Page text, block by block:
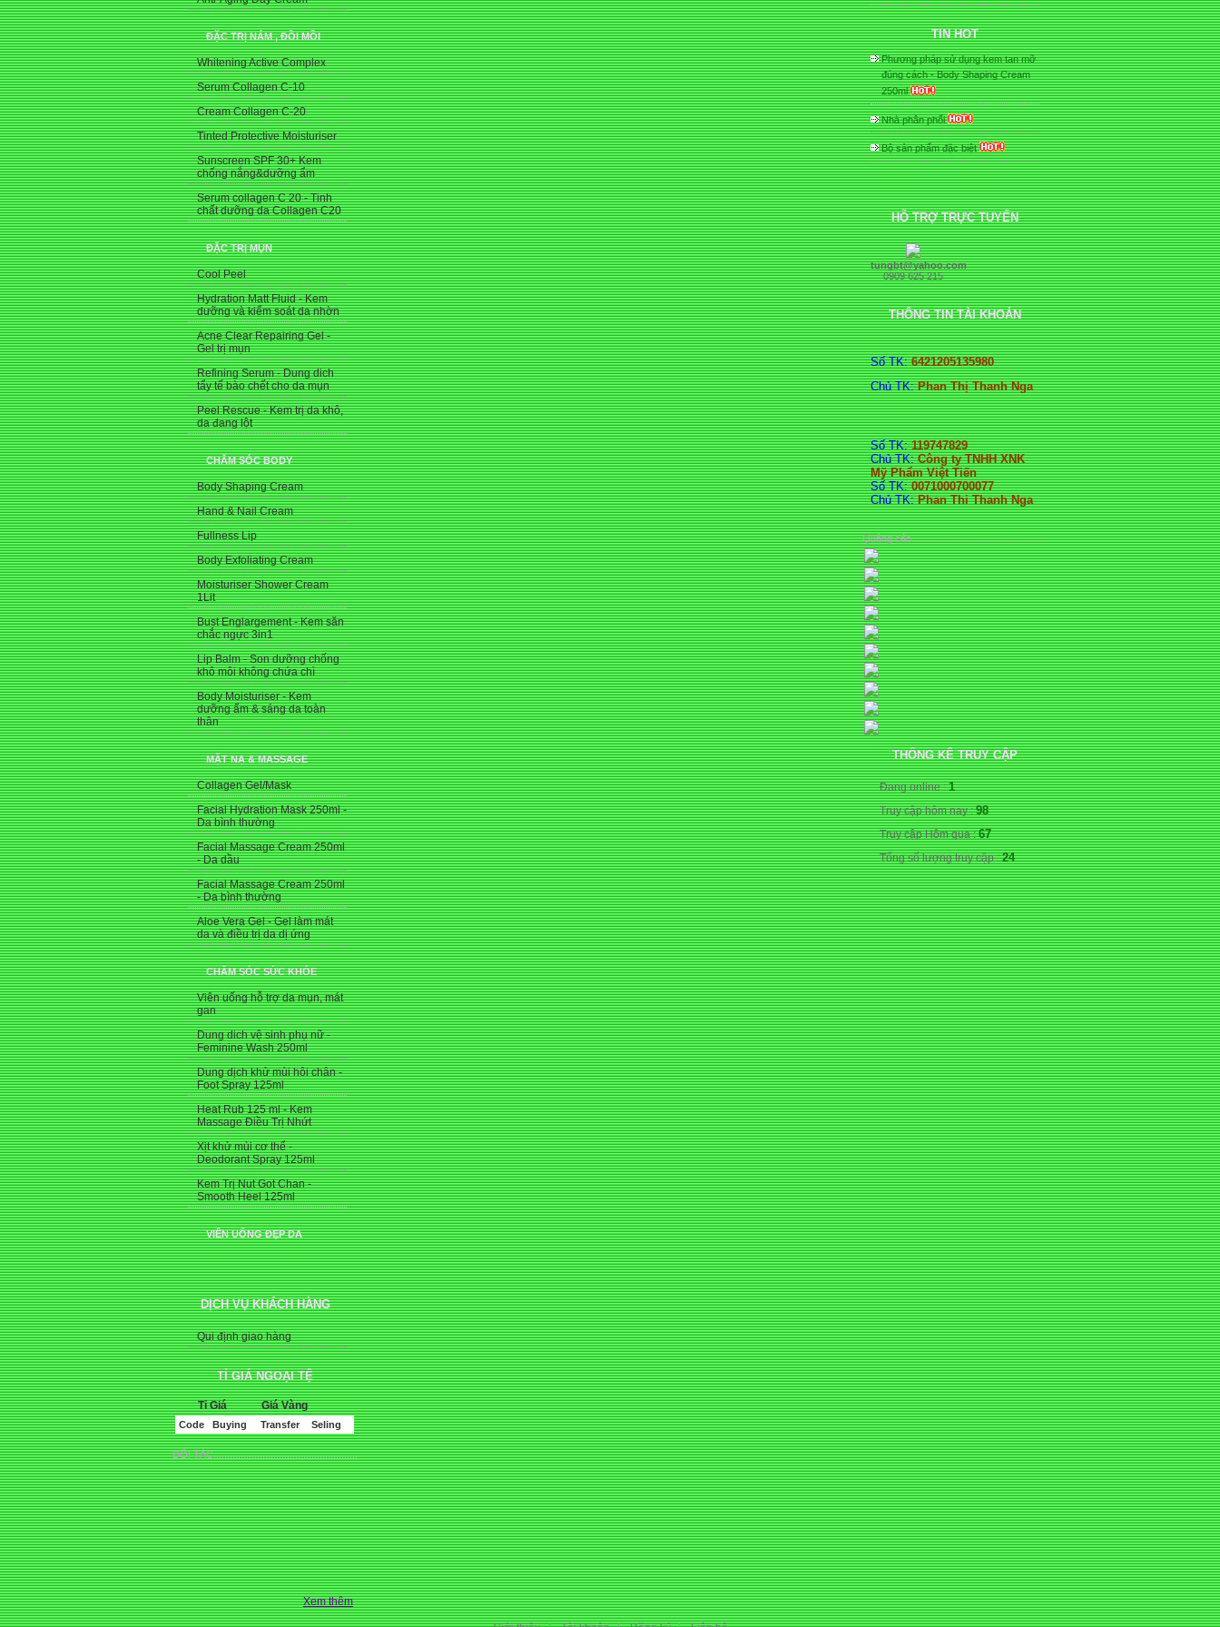
ĐẶC TRỊ NÁM , ĐỒI MỒI
Whitening Active Complex
Serum Collagen C-10
Cream Collagen C-20
Tinted Protective Moisturiser
Sunscreen SPF 30+ Kem
chống nắng&dưỡng ẩm
Serum collagen C 20 - Tinh
chất dưỡng da Collagen C20
ĐẶC TRỊ MỤN
Cool Peel
Hydration Matt Fluid - Kem
dưỡng và kiểm soát da nhờn
Acne Clear Repairing Gel -
Gel trị mụn
Refining Serum - Dung dich
tẩy tế bào chết cho da mụn
Peel Rescue - Kem trị da khô,
da đang lột
CHĂM SÓC BODY
Body Shaping Cream
Hand & Nail Cream
Fullness Lip
Body Exfoliating Cream
Moisturiser Shower Cream
1Lit
Bust Englargement - Kem săn
chắc ngực 3in1
Lip Balm - Son dưỡng chống
khô môi không chứa chì
Body Moisturiser - Kem
dưỡng ẩm & sáng da toàn
thân
MẶT NẠ & MASSAGE
Collagen Gel/Mask
Facial Hydration Mask 250ml -
Da bình thường
Facial Massage Cream 250ml
- Da dầu
Facial Massage Cream 250ml
- Da bình thường
Aloe Vera Gel - Gel làm mát
da và điều trị da dị ứng
CHĂM SÓC SỨC KHỎE
Viên uống hỗ trợ da mụn, mát
gan
Dung dich vệ sinh phụ nữ -
Feminine Wash 250ml
Dung dịch khử mùi hôi chân -
Foot Spray 125ml
Heat Rub 125 ml - Kem
Massage Điều Trị Nhứt
Xịt khử mùi cơ thể -
Deodorant Spray 125ml
Kem Trị Nut Got Chan -
Smooth Heel 125ml
VIÊN UỐNG ĐẸP DA
DỊCH VỤ KHÁCH HÀNG
Qui định giao hàng
TỈ GIÁ NGOẠI TỆ
Tỉ Giá Giá Vàng
Code Buying Transfer Seling
ĐỐI TÁC.....................................................
Xem thêm
TIN HOT
HÀNG
Phương pháp sử dụng kem tan mỡ
đúng cách - Body Shaping Cream
250ml
Nhà phân phối
Bộ sản phẩm đặc biệt
HỖ TRỢ TRỰC TUYẾN
tungbt@yahoo.com
0909 625 215
THÔNG TIN TÀI KHOẢN
Số TK:6421205135980
Chủ TK:Phan Thị Thanh Nga
Số TK:119747829
Chủ TK:Công ty TNHH XNK
Mỹ Phẩm Việt Tiến
Số TK:0071000700077
Chủ TK:Phan Thi Thanh Nga
Quảng cáo................................................
THỐNG KÊ TRUY CẬP
Đang online :1
Truy cập hôm nay :98
Truy cập Hôm qua :67
Tổng số lượng truy cập :24